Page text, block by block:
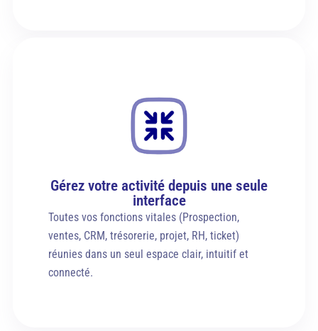
Gérez votre activité depuis une seule
interface
Toutes vos fonctions vitales (Prospection,
ventes, CRM, trésorerie, projet, RH, ticket)
réunies dans un seul espace clair, intuitif et
connecté.